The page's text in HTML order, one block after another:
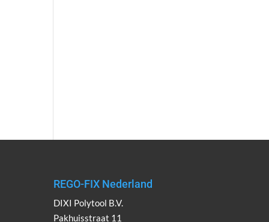
REGO-FIX Nederland
DIXI Polytool B.V.
Pakhuisstraat 11